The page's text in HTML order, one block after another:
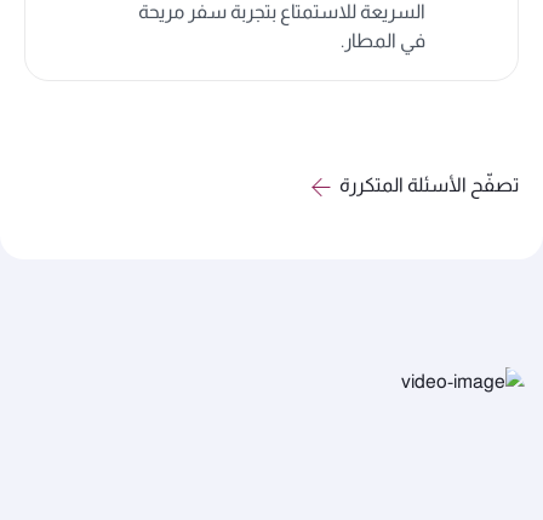
السريعة للاستمتاع بتجربة سفر مريحة
في المطار.
تصفّح الأسئلة المتكررة